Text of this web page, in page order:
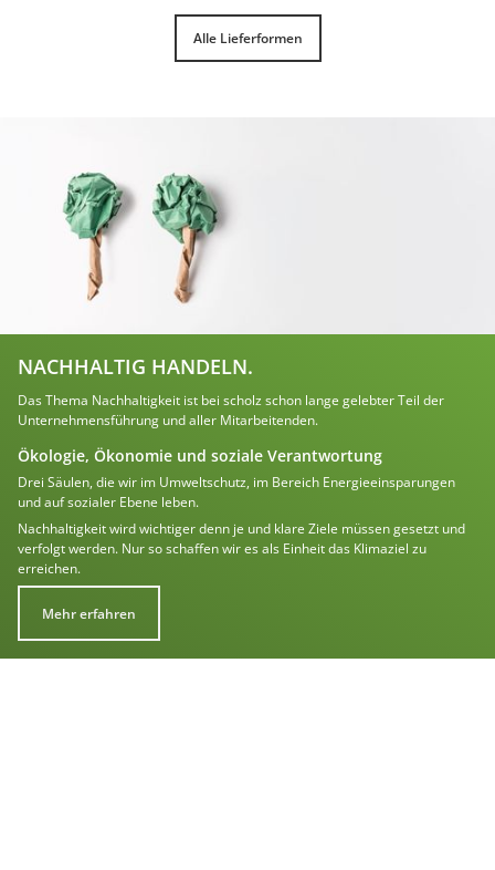
Alle Lieferformen
NACHHALTIG HANDELN.
Das Thema Nachhaltigkeit ist bei scholz schon lange gelebter Teil der
Unternehmensführung und aller Mitarbeitenden.
Ökologie, Ökonomie und soziale Verantwortung
Drei Säulen, die wir im Umweltschutz, im Bereich Energieeinsparungen
und auf sozialer Ebene leben.
Nachhaltigkeit wird wichtiger denn je und klare Ziele müssen gesetzt und
verfolgt werden. Nur so schaffen wir es als Einheit das Klimaziel zu
erreichen.
Mehr erfahren